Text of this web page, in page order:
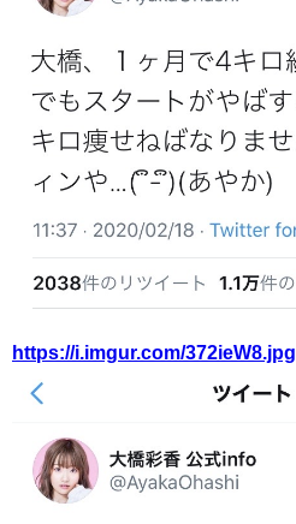
https://i.imgur.com/372ieW8.jpg